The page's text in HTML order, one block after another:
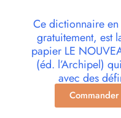
Ce dictionnaire
gratuitement, est
papier LE
(éd. l’Archipel)
avec des